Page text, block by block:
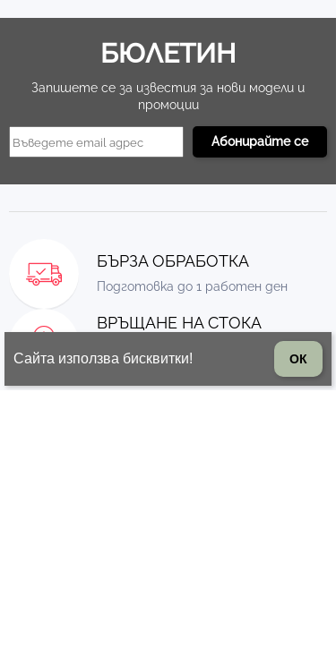
БЮЛЕТИН
Запишете се за известия за нови модели и
промоции
БЪРЗА ОБРАБОТКА
Подготовка до 1 работен ден
ВРЪЩАНЕ НА СТОКА
стоката
Сайта използва бисквитки! ОК